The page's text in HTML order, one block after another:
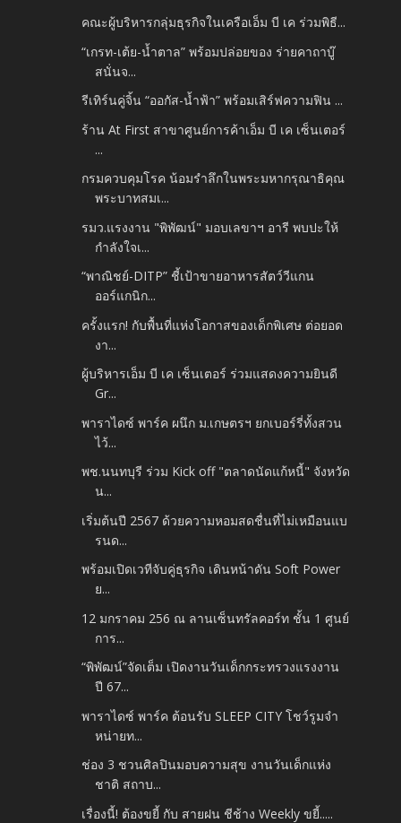
คณะผู้บริหารกลุ่มธุรกิจในเครือเอ็ม บี เค ร่วมพิธี...
“เกรท-เต้ย-น้ำตาล” พร้อมปล่อยของ ร่ายคาถาบู๊
สนั่นจ...
รีเทิร์นคู่จิ้น “ออกัส-น้ำฟ้า” พร้อมเสิร์ฟความฟิน ...
ร้าน At First สาขาศูนย์การค้าเอ็ม บี เค เซ็นเตอร์
...
กรมควบคุมโรค น้อมรำลึกในพระมหากรุณาธิคุณ
พระบาทสมเ...
รมว.แรงงาน "พิพัฒน์" มอบเลขาฯ อารี พบปะให้
กำลังใจเ...
“พาณิชย์-DITP” ชี้เป้าขายอาหารสัตว์วีแกน
ออร์แกนิก...
ครั้งแรก! กับพื้นที่แห่งโอกาสของเด็กพิเศษ ต่อยอด
งา...
ผู้บริหารเอ็ม บี เค เซ็นเตอร์ ร่วมแสดงความยินดี
Gr...
พาราไดซ์ พาร์ค ผนึก ม.เกษตรฯ ยกเบอร์รี่ทั้งสวน
ไว้...
พช.นนทบุรี ร่วม Kick off "ตลาดนัดแก้หนี้" จังหวัด
น...
เริ่มต้นปี 2567 ด้วยความหอมสดชื่นที่ไม่เหมือนแบ
รนด...
พร้อมเปิดเวทีจับคู่ธุรกิจ เดินหน้าดัน Soft Power
ย...
12 มกราคม 256 ณ ลานเซ็นทรัลคอร์ท ชั้น 1 ศูนย์
การ...
“พิพัฒน์”จัดเต็ม เปิดงานวันเด็กกระทรวงแรงงาน
ปี 67...
พาราไดซ์ พาร์ค ต้อนรับ SLEEP CITY โชว์รูมจำ
หน่ายท...
ช่อง 3 ชวนศิลปินมอบความสุข งานวันเด็กแห่ง
ชาติ สถาบ...
เรื่องนี้! ต้องขยี้ กับ สายฝน ชีช้าง Weekly ขยี้.....